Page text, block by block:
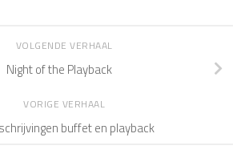
VOLGENDE VERHAAL
Night of the Playback
VORIGE VERHAAL
buffet en playback